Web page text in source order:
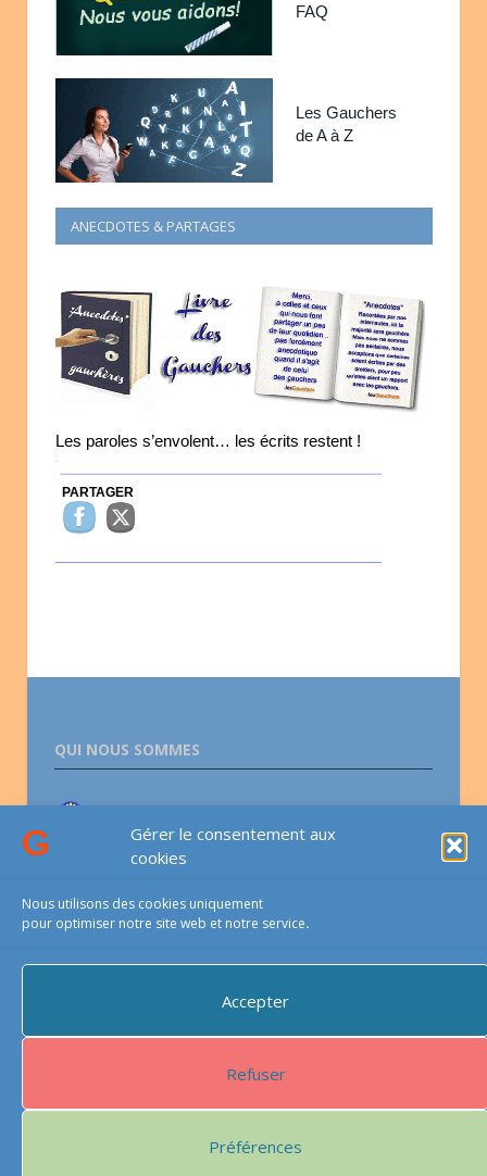
Gérer le consentement aux
cookies
Nous utilisons des cookies uniquement
pour optimiser notre site web et notre service.
Accepter
Refuser
Préférences
FAQ
Les Gauchers
de A à Z
ANECDOTES & PARTAGES
Les paroles s’envolent… les écrits restent !
PARTAGER
QUI NOUS SOMMES
Association lesGauchers.com
PROTECTIONS DU SITE
Ce site est protégé par reCAPTCHA et
s d’utilisation